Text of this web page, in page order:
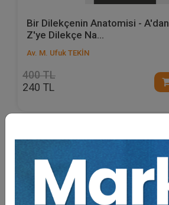
Bir Dilekçenin Anatomisi - A'dan
Z'ye Dilekçe Na...
Av. M. Ufuk TEKİN
400 TL
240 TL